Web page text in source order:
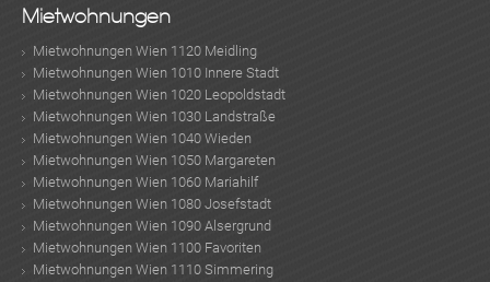
Mietwohnungen
Mietwohnungen Wien 1120 Meidling
Mietwohnungen Wien 1010 Innere Stadt
Mietwohnungen Wien 1020 Leopoldstadt
Mietwohnungen Wien 1030 Landstraße
Mietwohnungen Wien 1040 Wieden
Mietwohnungen Wien 1050 Margareten
Mietwohnungen Wien 1060 Mariahilf
Mietwohnungen Wien 1080 Josefstadt
Mietwohnungen Wien 1090 Alsergrund
Mietwohnungen Wien 1100 Favoriten
Mietwohnungen Wien 1110 Simmering